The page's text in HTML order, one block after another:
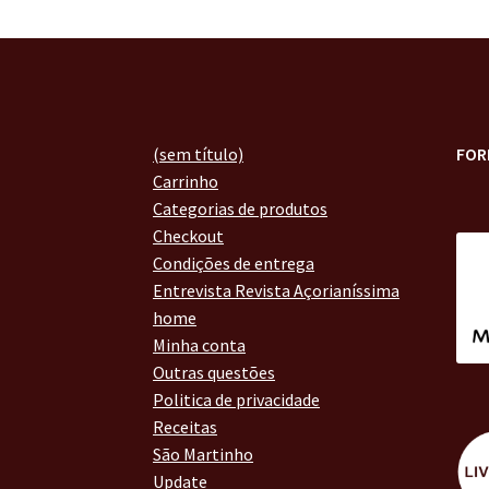
(sem título)
Carrinho
Categorias de produtos
Checkout
Condições de entrega
Entrevista Revista Açorianíssima
home
Minha conta
Outras questões
Politica de privacidade
Receitas
São Martinho
Update